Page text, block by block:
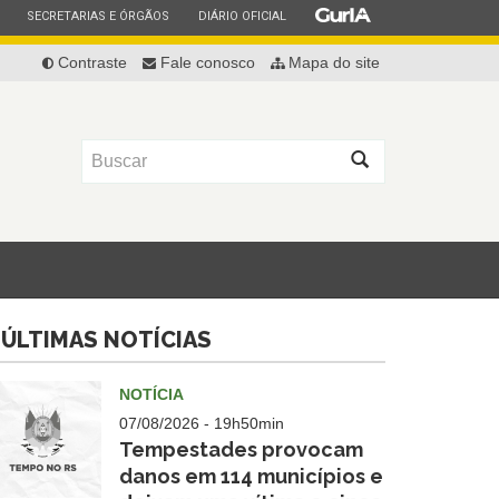
ESTADO
SECRETARIAS E ÓRGÃOS ESTADO
DIÁRIO OFICIAL ESTADO
Contraste Fale conosco Mapa do site
Buscar
ÚLTIMAS NOTÍCIAS
NOTÍCIA
07/08/2026 - 19h50min
Tempestades provocam
danos em 114 municípios e